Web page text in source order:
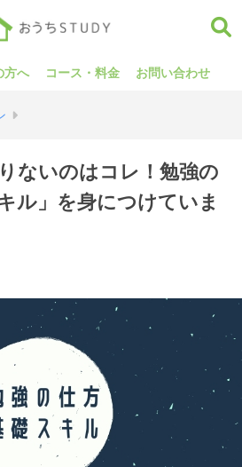
方へ コース・料金 お問い合わせ
ないのはコレ！勉強の
ル」を身につけていま